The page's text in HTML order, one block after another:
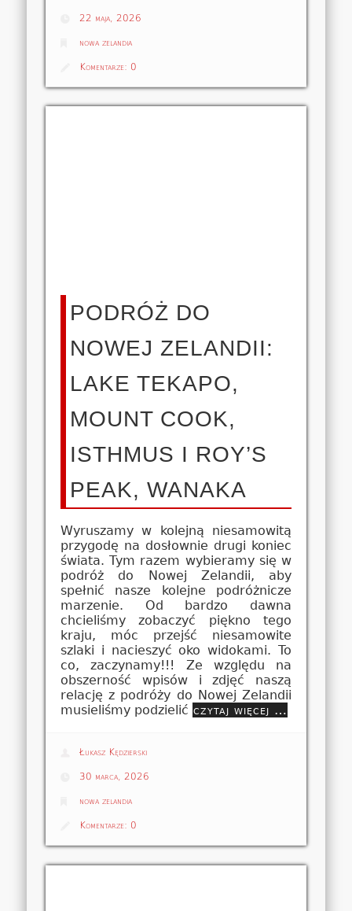
22 maja, 2026
nowa zelandia
Komentarze: 0
PODRÓŻ DO
NOWEJ ZELANDII:
LAKE TEKAPO,
MOUNT COOK,
ISTHMUS I ROY’S
PEAK, WANAKA
Wyruszamy w kolejną niesamowitą
przygodę na dosłownie drugi koniec
świata. Tym razem wybieramy się w
podróż do Nowej Zelandii, aby
spełnić nasze kolejne podróżnicze
marzenie. Od bardzo dawna
chcieliśmy zobaczyć piękno tego
kraju, móc przejść niesamowite
szlaki i nacieszyć oko widokami. To
co, zaczynamy!!! Ze względu na
obszerność wpisów i zdjęć naszą
relację z podróży do Nowej Zelandii
musieliśmy podzielić czytaj więcej …
Łukasz Kędzierski
30 marca, 2026
nowa zelandia
Komentarze: 0